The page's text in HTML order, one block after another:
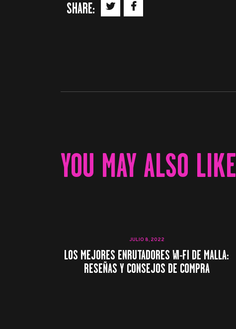
SHARE:
YOU MAY ALSO LIKE
JULIO 8, 2022
LOS MEJORES ENRUTADORES WI-FI DE MALLA:
RESEÑAS Y CONSEJOS DE COMPRA